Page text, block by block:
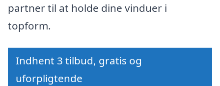
partner til at holde dine vinduer i
topform.
Indhent 3 tilbud, gratis og
uforpligtende